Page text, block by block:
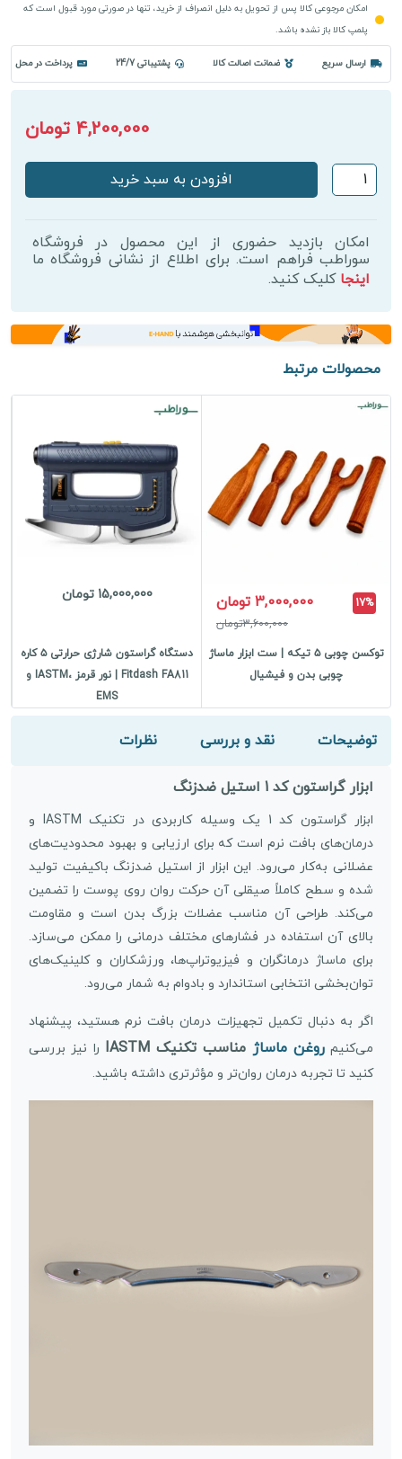
امکان مرجوعی کالا پس از تحویل به دلیل انصراف از خرید، تنها در صورتی مورد قبول است که
پلمپ کالا باز نشده باشد.
ارسال سریع ضمانت اصالت کالا پشتیباتی 24/7 پرداخت در محل
4,200,000 تومان
ابزار
گراستون
استیل
و
مقاوم
عدد
افزودن به سبد خرید
امکان بازدید حضوری از این محصول در فروشگاه
سوراطب فراهم است. برای اطلاع از نشانی فروشگاه ما
اینجا کلیک کنید.
محصولات مرتبط
17% 3,000,000 تومان
3,600,000تومان
توکسن چوبی ۵ تیکه | ست ابزار ماساژ
چوبی بدن و فیشیال
15,000,000 تومان
دستگاه گراستون شارژی حرارتی ۵ کاره
Fitdash FA811 | نور قرمز ،IASTM و
EMS
توضیحات نقد و بررسی نظرات
ابزار گراستون کد 1 استیل ضدزنگ
ابزار گراستون کد 1 یک وسیله کاربردی در تکنیک IASTM و
درمان‌های بافت نرم است که برای ارزیابی و بهبود محدودیت‌های
عضلانی به‌کار می‌رود. این ابزار از استیل ضدزنگ باکیفیت تولید
شده و سطح کاملاً صیقلی آن حرکت روان روی پوست را تضمین
می‌کند. طراحی آن مناسب عضلات بزرگ بدن است و مقاومت
بالای آن استفاده در فشارهای مختلف درمانی را ممکن می‌سازد.
برای ماساژ درمانگران و فیزیوتراپ‌ها، ورزشکاران و کلینیک‌های
توان‌بخشی انتخابی استاندارد و بادوام به شمار می‌رود.
اگر به دنبال تکمیل تجهیزات درمان بافت نرم هستید، پیشنهاد
می‌کنیمروغن ماساژمناسب تکنیک IASTM
را نیز بررسی
کنید تا تجربه درمان روان‌تر و مؤثرتری داشته باشید.